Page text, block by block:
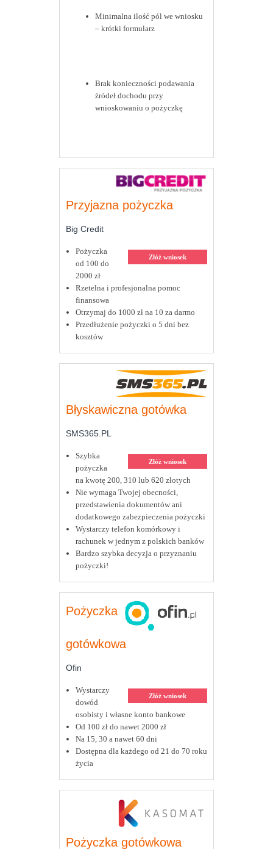
Minimalna ilość pól we wniosku
– krótki formularz
Brak konieczności podawania
źródeł dochodu przy
wnioskowaniu o pożyczkę
Przyjazna pożyczka
Big Credit
Złóż wniosek
Pożyczka
od 100 do
2000 zł
Rzetelna i profesjonalna pomoc
finansowa
Otrzymaj do 1000 zł na 10 za darmo
Przedłużenie pożyczki o 5 dni bez
kosztów
Błyskawiczna gotówka
SMS365.PL
Złóż wniosek
Szybka
pożyczka
na kwotę 200, 310 lub 620 złotych
Nie wymaga Twojej obecności,
przedstawienia dokumentów ani
dodatkowego zabezpieczenia pożyczki
Wystarczy telefon komórkowy i
rachunek w jednym z polskich banków
Bardzo szybka decyzja o przyznaniu
pożyczki!
Pożyczka
gotówkowa
Ofin
Złóż wniosek
Wystarczy
dowód
osobisty i własne konto bankowe
Od 100 zł do nawet 2000 zł
Na 15, 30 a nawet 60 dni
Dostępna dla każdego od 21 do 70 roku
życia
Pożyczka gotówkowa